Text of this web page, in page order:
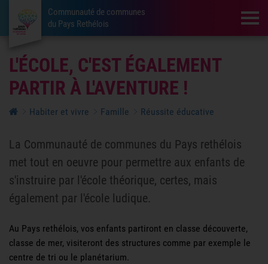
Communauté de communes
du Pays Rethélois
L'ÉCOLE, C'EST ÉGALEMENT
PARTIR À L'AVENTURE !
Habiter et vivre Famille Réussite éducative
La Communauté de communes du Pays rethélois
met tout en oeuvre pour permettre aux enfants de
s'instruire par l'école théorique, certes, mais
également par l'école ludique.
Au Pays rethélois, vos enfants partiront en classe découverte,
classe de mer, visiteront des structures comme par exemple le
centre de tri ou le planétarium.